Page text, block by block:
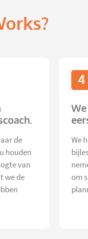
de
houden
van
we de
4
We
om